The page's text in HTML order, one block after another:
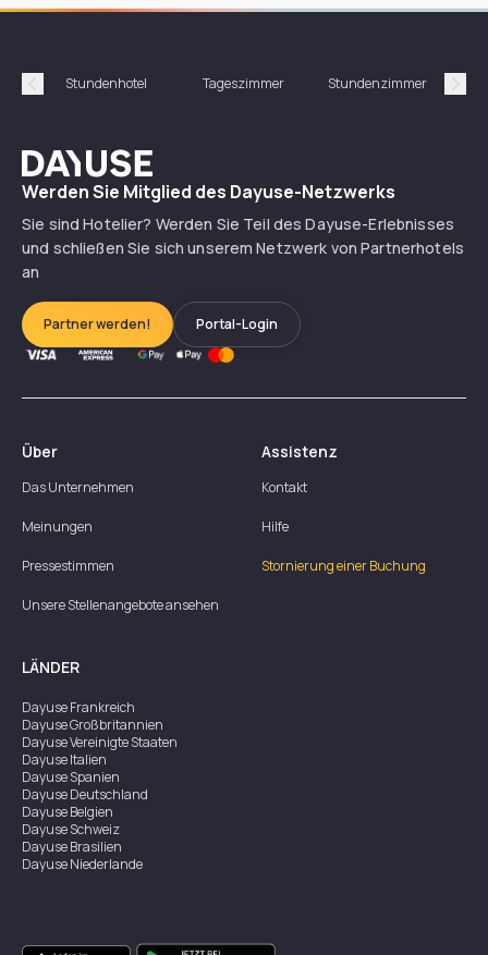
Précédent
Stundenhotel Tageszimmer Stundenzimmer
Dayuse
Werden Sie Mitglied des Dayuse-Netzwerks
Sie sind Hotelier? Werden Sie Teil des Dayuse-Erlebnisses
und schließen Sie sich unserem Netzwerk von Partnerhotels
an
Partner werden! Portal-Login
Über
Das Unternehmen
Meinungen
Pressestimmen
Unsere Stellenangebote ansehen
Assistenz
Kontakt
Hilfe
Stornierung einer Buchung
LÄNDER
DayuseFrankreich
DayuseGroßbritannien
DayuseVereinigte Staaten
DayuseItalien
DayuseSpanien
DayuseDeutschland
DayuseBelgien
DayuseSchweiz
DayuseBrasilien
DayuseNiederlande
DayuseKanada